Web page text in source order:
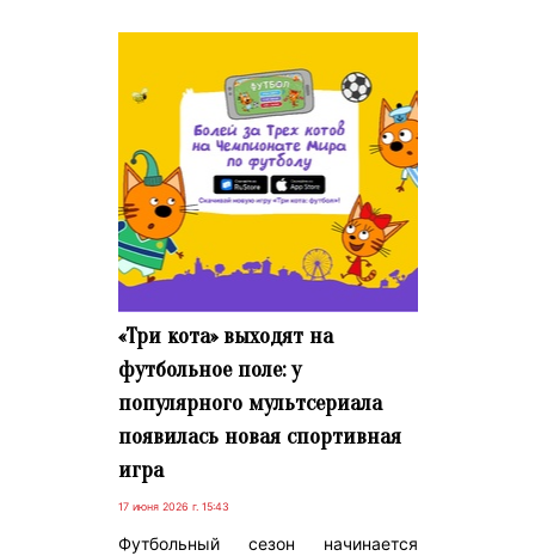
«Три кота» выходят на
футбольное поле: у
популярного мультсериала
появилась новая спортивная
игра
17 июня 2026 г. 15:43
Футбольный сезон начинается